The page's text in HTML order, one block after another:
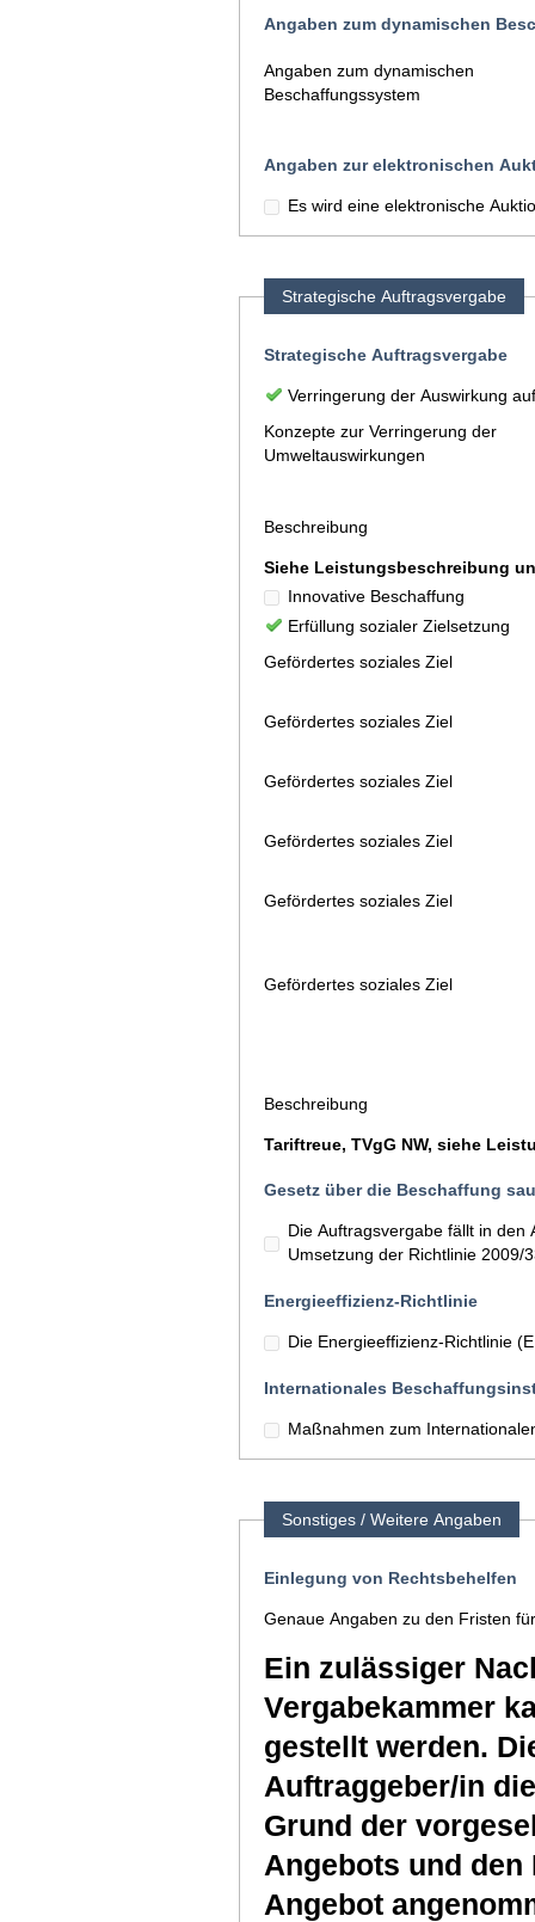
Angaben zum dynamischen
Angaben zum dynamischen
Beschaffungssystem
Angaben zur elektronischen
Es wird eine elektronische
Strategische Auftragsvergabe
Strategische Auftragsvergabe
Verringerung der Auswirkung
Konzepte zur Verringerung der
Umweltauswirkungen
Beschreibung
Siehe Leistungsbeschreibung
Innovative Beschaffung
Erfüllung sozialer Zielsetzung
Gefördertes soziales Ziel
Gefördertes soziales Ziel
Gefördertes soziales Ziel
Gefördertes soziales Ziel
Gefördertes soziales Ziel
Gefördertes soziales Ziel
Beschreibung
Tariftreue, TVgG NW, siehe
Gesetz über die Beschaffung
Die Auftragsvergabe fällt in
Umsetzung der Richtlinie 2009/
Energieeffizienz-Richtlinie
Die Energieeffizienz-Richtlinie
Internationales
Maßnahmen zum
Sonstiges / Weitere Angaben
Einlegung von Rechtsbehelfen
Genaue Angaben zu den Fristen
Ein zulässiger
Vergabekammer
gestellt werden.
Auftraggeber/in
Grund der
Angebots und den
Angebot